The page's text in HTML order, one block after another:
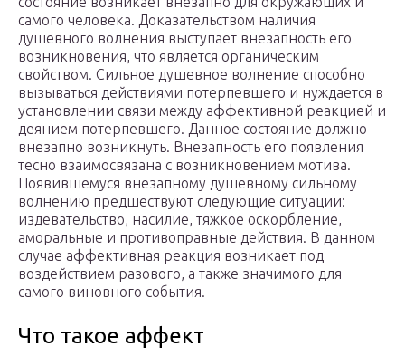
самого человека. Доказательством наличия
душевного волнения выступает внезапность его
возникновения, что является органическим
свойством. Сильное душевное волнение способно
вызываться действиями потерпевшего и нуждается в
установлении связи между аффективной реакцией и
деянием потерпевшего. Данное состояние должно
внезапно возникнуть. Внезапность его появления
тесно взаимосвязана с возникновением мотива.
Появившемуся внезапному душевному сильному
волнению предшествуют следующие ситуации:
издевательство, насилие, тяжкое оскорбление,
аморальные и противоправные действия. В данном
случае аффективная реакция возникает под
воздействием разового, а также значимого для
самого виновного события.
Что такое аффект